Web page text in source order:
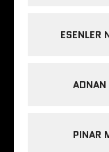
ESENLER
ADNAN
PINAR